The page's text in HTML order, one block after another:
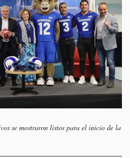
se mostraron listos para el inicio de la